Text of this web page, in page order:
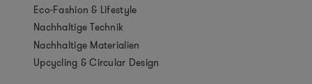
Eco-Fashion & Lifestyle
Nachhaltige Technik
Nachhaltige Materialien
Upcycling & Circular Design